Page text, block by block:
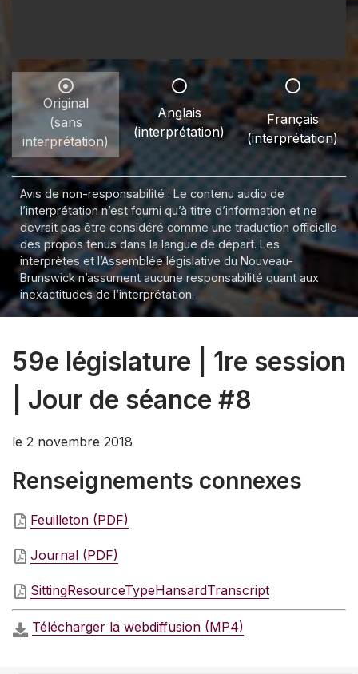
Original
(sans
interprétation)
Anglais
(interprétation)
Français
(interprétation)
Avis de non-responsabilité : Le contenu audio de
l’interprétation n’est fourni qu’à titre d’information et ne
devrait pas être considéré comme une traduction officielle
des propos tenus dans la langue de départ. Les
interprètes et l’Assemblée législative du Nouveau-
Brunswick n’assument aucune responsabilité quant aux
inexactitudes de l’interprétation.
59e législature | 1re session
| Jour de séance #8
le 2 novembre 2018
Renseignements connexes
Feuilleton (PDF)
Journal (PDF)
SittingResourceTypeHansardTranscript
Télécharger la webdiffusion (MP4)